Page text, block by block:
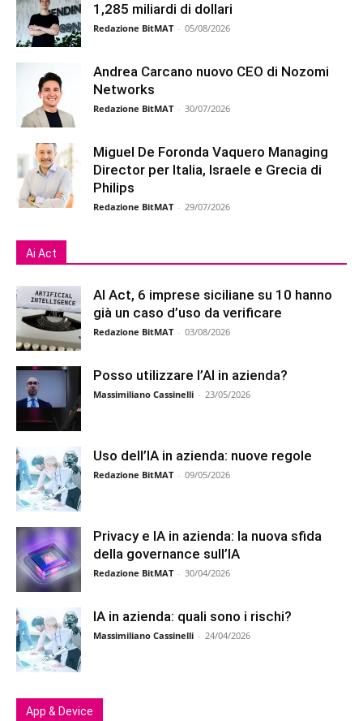
1,285 miliardi di dollari
Redazione BitMAT - 05/08/2026
Andrea Carcano nuovo CEO di Nozomi
Networks
Redazione BitMAT - 30/07/2026
Miguel De Foronda Vaquero Managing
Director per Italia, Israele e Grecia di
Philips
Redazione BitMAT - 29/07/2026
Ai Act
AI Act, 6 imprese siciliane su 10 hanno
già un caso d’uso da verificare
Redazione BitMAT - 03/08/2026
Posso utilizzare l’AI in azienda?
Massimiliano Cassinelli - 23/05/2026
Uso dell’IA in azienda: nuove regole
Redazione BitMAT - 09/05/2026
Privacy e IA in azienda: la nuova sfida
della governance sull’IA
Redazione BitMAT - 30/04/2026
IA in azienda: quali sono i rischi?
Massimiliano Cassinelli - 24/04/2026
App & Device